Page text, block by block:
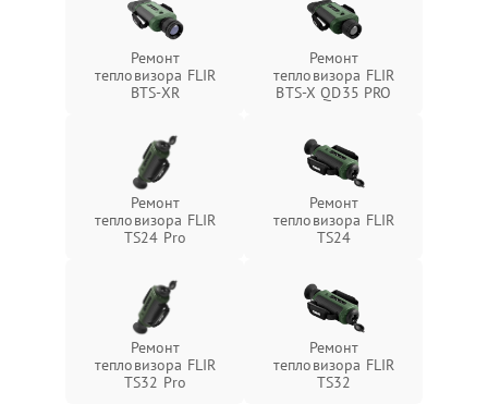
Ремонт
тепловизора FLIR
BTS-XR
Ремонт
тепловизора FLIR
BTS-X QD35 PRO
Ремонт
тепловизора FLIR
TS24 Pro
Ремонт
тепловизора FLIR
TS24
Ремонт
тепловизора FLIR
TS32 Pro
Ремонт
тепловизора FLIR
TS32